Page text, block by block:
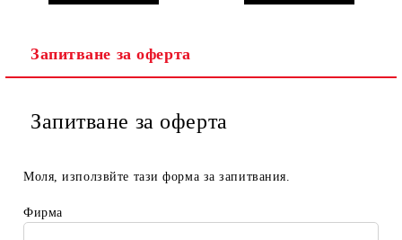
Запитване за оферта
Запитване за оферта
Моля, използвйте тази форма за запитвания.
Фирма